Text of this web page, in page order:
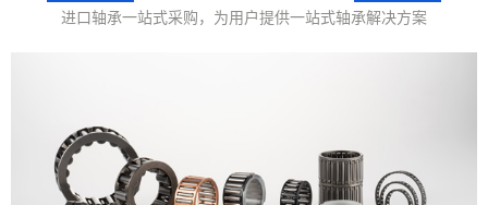
进口轴承一站式采购，为用户提供一站式轴承解决方案